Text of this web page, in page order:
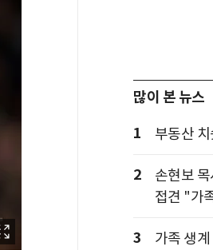
많이 본 뉴스
1
부동산
2
손현보
접견 "가
3
가족 생